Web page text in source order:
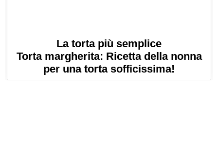
La torta più semplice
Torta margherita: Ricetta della nonna
per una torta sofficissima!